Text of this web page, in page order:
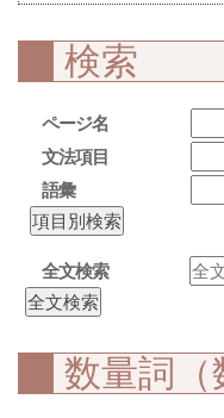
検索
ページ名
文法項目
語彙
全文検索
数量詞（